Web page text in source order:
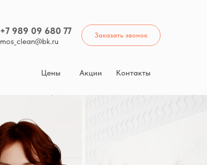
mos_clean@bk.ru
+7 989 09 680 77 Заказать звонок
Цены Акции Контакты